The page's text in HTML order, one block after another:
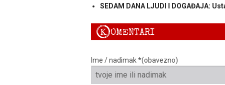
SEDAM DANA LJUDI I DOGAĐAJA:
KOMENTARI
Ime / nadimak *(obavezno)